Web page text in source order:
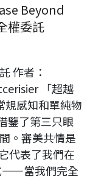
Beyond
權委託
作者：
「超越
規感知和單純物
鑒了第三只眼
。審美共情是
代表了我們在
——當我們完全